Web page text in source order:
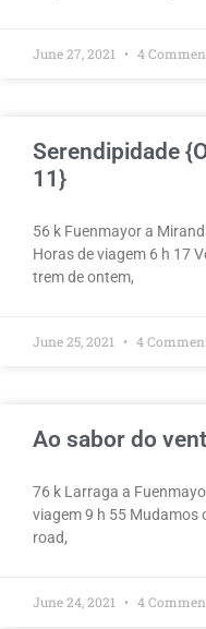
June 27, 2021 4
Serendipidade
11}
56 k Fuenmayor a
Horas de viagem 6 h 17
trem de ontem,
June 25, 2021 4
Ao sabor do
76 k Larraga a
viagem 9 h 55
road,
June 24, 2021 4